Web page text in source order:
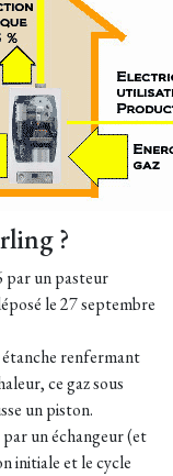
?
par un pasteur
le 27 septembre
renfermant
ce gaz sous
un piston.
un échangeur (et
initiale et le cycle